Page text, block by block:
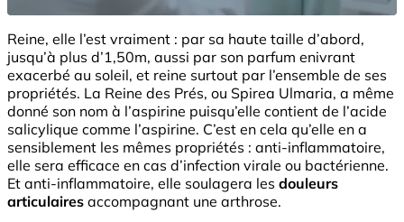
Reine, elle l’est vraiment : par sa haute taille d’abord,
jusqu’à plus d’1,50m, aussi par son parfum enivrant
exacerbé au soleil, et reine surtout par l’ensemble de ses
propriétés. La Reine des Prés, ou Spirea Ulmaria, a même
donné son nom à l’aspirine puisqu’elle contient de l’acide
salicylique comme l’aspirine. C’est en cela qu’elle en a
sensiblement les mêmes propriétés : anti-inflammatoire,
elle sera efficace en cas d’infection virale ou bactérienne.
Et anti-inflammatoire, elle soulagera les douleurs
articulaires accompagnant une arthrose.